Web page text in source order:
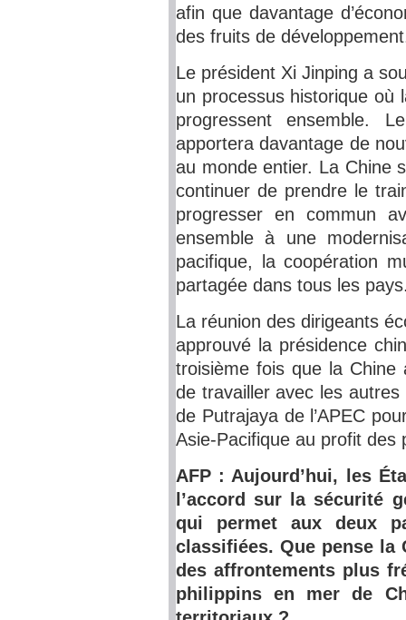
afin que davantage
des fruits de
Le président Xi Jinping a
un processus historique où
progressent ensemble.
apportera davantage de
au monde entier. La Chine
continuer de prendre le
progresser en commun
ensemble à une
pacifique, la coopération
partagée dans tous les
La réunion des dirigeants
approuvé la présidence
troisième fois que la Chine
de travailler avec les
de Putrajaya de l’APEC
Asie-Pacifique au profit des
AFP : Aujourd’hui, les
l’accord sur la sécurité
qui permet aux deux
classifiées. Que pense la
des affrontements plus
philippins en mer de